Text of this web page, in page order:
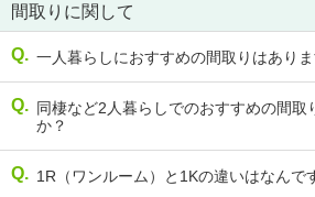
間取りに関して
一人暮らしにおすすめの間取りはありま
同棲など2人暮らしでのおすすめの間取
か？
1R（ワンルーム）と1Kの違いはなんで